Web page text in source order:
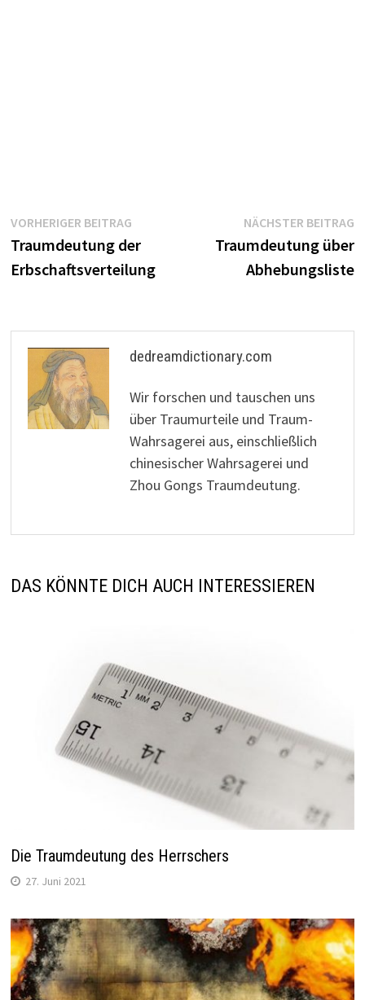
Beitragsnavigation
VORHERIGER BEITRAGVorheriger
Beitrag:
Traumdeutung der
Erbschaftsverteilung
NÄCHSTER BEITRAG
Traumdeutung über
Abhebungsliste
dedreamdictionary.com
Wir forschen und tauschen uns
über Traumurteile und Traum-
Wahrsagerei aus, einschließlich
chinesischer Wahrsagerei und
Zhou Gongs Traumdeutung.
DAS KÖNNTE DICH AUCH INTERESSIEREN
Die Traumdeutung des Herrschers
27. Juni 2021